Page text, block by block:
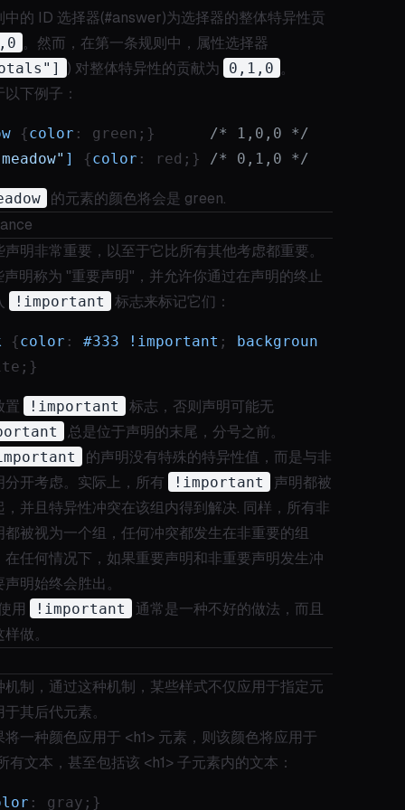
中的 ID 选择器(#answer)为选择器的整体特异性贡
。然而，在第一条规则中，属性选择器
) 对整体特异性的贡献为 0,1,0 。
下例子：
{color : green;}
/* 1,0,0 */
] {color : red;} /* 0,1,0 */
的元素的颜色将会是 green.
明非常重要，以至于它比所有其他考虑都重要。
声明称为 "重要声明"，并允许你通过在声明的终止
!important 标志来标记它们：
{color : #333 !important ; backgroun
置 !important
标志，否则声明可能无
总是位于声明的末尾，分号之前。
的声明没有特殊的特异性值，而是与非
分开考虑。实际上，所有
!important
声明都被
，并且特异性冲突在该组内得到解决. 同样，所有非
都被视为一个组，任何冲突都发生在非重要的组
在任何情况下，如果重要声明和非重要声明发生冲
明始终会胜出。
用
!important
通常是一种不好的做法，而且
做。
机制，通过这种机制，某些样式不仅应用于指定元
其后代元素。
将一种颜色应用于 <h1> 元素，则该颜色将应用于
有文本，甚至包括该 <h1> 子元素内的文本：
: gray;}